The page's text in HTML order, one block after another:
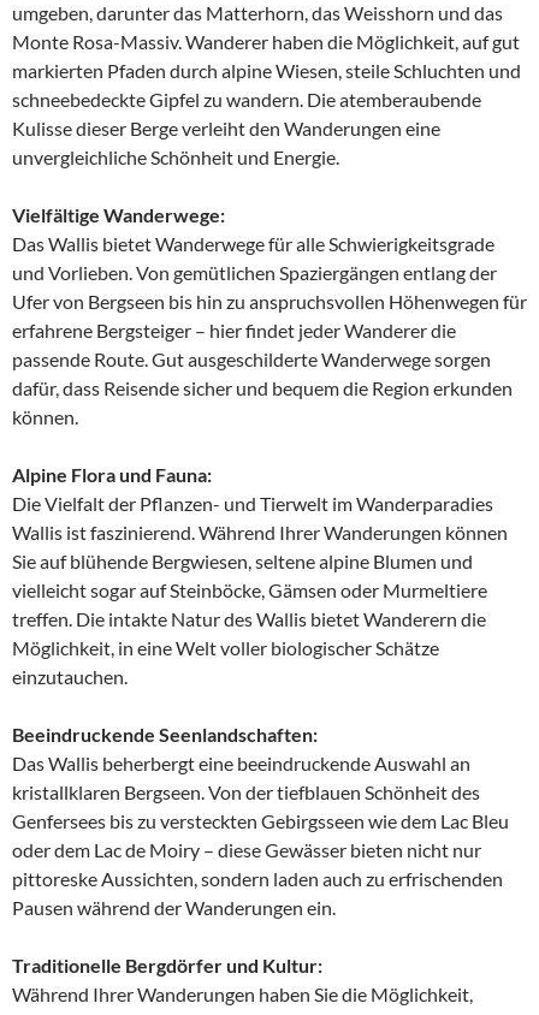
umgeben, darunter das Matterhorn, das Weisshorn und das
Monte Rosa-Massiv. Wanderer haben die Möglichkeit, auf gut
markierten Pfaden durch alpine Wiesen, steile Schluchten und
schneebedeckte Gipfel zu wandern. Die atemberaubende
Kulisse dieser Berge verleiht den Wanderungen eine
unvergleichliche Schönheit und Energie.
Vielfältige Wanderwege:
Das Wallis bietet Wanderwege für alle Schwierigkeitsgrade
und Vorlieben. Von gemütlichen Spaziergängen entlang der
Ufer von Bergseen bis hin zu anspruchsvollen Höhenwegen für
erfahrene Bergsteiger – hier findet jeder Wanderer die
passende Route. Gut ausgeschilderte Wanderwege sorgen
dafür, dass Reisende sicher und bequem die Region erkunden
können.
Alpine Flora und Fauna:
Die Vielfalt der Pflanzen- und Tierwelt im Wanderparadies
Wallis ist faszinierend. Während Ihrer Wanderungen können
Sie auf blühende Bergwiesen, seltene alpine Blumen und
vielleicht sogar auf Steinböcke, Gämsen oder Murmeltiere
treffen. Die intakte Natur des Wallis bietet Wanderern die
Möglichkeit, in eine Welt voller biologischer Schätze
einzutauchen.
Beeindruckende Seenlandschaften:
Das Wallis beherbergt eine beeindruckende Auswahl an
kristallklaren Bergseen. Von der tiefblauen Schönheit des
Genfersees bis zu versteckten Gebirgsseen wie dem Lac Bleu
oder dem Lac de Moiry – diese Gewässer bieten nicht nur
pittoreske Aussichten, sondern laden auch zu erfrischenden
Pausen während der Wanderungen ein.
Traditionelle Bergdörfer und Kultur:
Während Ihrer Wanderungen haben Sie die Möglichkeit,